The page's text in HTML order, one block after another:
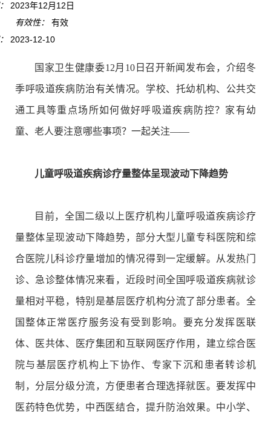
2023年12月12日
有效性：
有效
2023-12-10
国家卫生健康委12月10日召开新闻发布会，介绍冬
季呼吸道疾病防治有关情况。学校、托幼机构、公共交
通工具等重点场所如何做好呼吸道疾病防控？家有幼
童、老人要注意哪些事项？一起关注——
儿童呼吸道疾病诊疗量整体呈现波动下降趋势
目前，全国二级以上医疗机构儿童呼吸道疾病诊疗
量整体呈现波动下降趋势，部分大型儿童专科医院和综
合医院儿科诊疗量增加的情况得到一定缓解。从发热门
诊、急诊整体情况来看，近段时间全国呼吸道疾病就诊
量相对平稳，特别是基层医疗机构分流了部分患者。全
国整体正常医疗服务没有受到影响。要充分发挥医联
体、医共体、医疗集团和互联网医疗作用，建立综合医
院与基层医疗机构上下协作、专家下沉和患者转诊机
制，分层分级分流，方便患者合理选择就医。要发挥中
医药特色优势，中西医结合，提升防治效果。中小学、